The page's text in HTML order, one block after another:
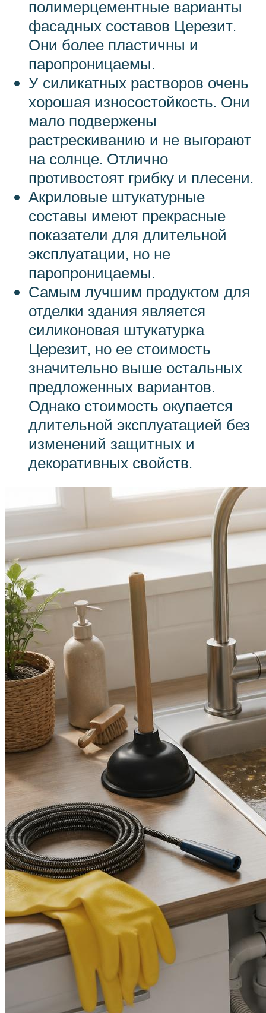
полимерцементные варианты
фасадных составов Церезит.
Они более пластичны и
паропроницаемы.
У силикатных растворов очень
хорошая износостойкость. Они
мало подвержены
растрескиванию и не выгорают
на солнце. Отлично
противостоят грибку и плесени.
Акриловые штукатурные
составы имеют прекрасные
показатели для длительной
эксплуатации, но не
паропроницаемы.
Самым лучшим продуктом для
отделки здания является
силиконовая штукатурка
Церезит, но ее стоимость
значительно выше остальных
предложенных вариантов.
Однако стоимость окупается
длительной эксплуатацией без
изменений защитных и
декоративных свойств.